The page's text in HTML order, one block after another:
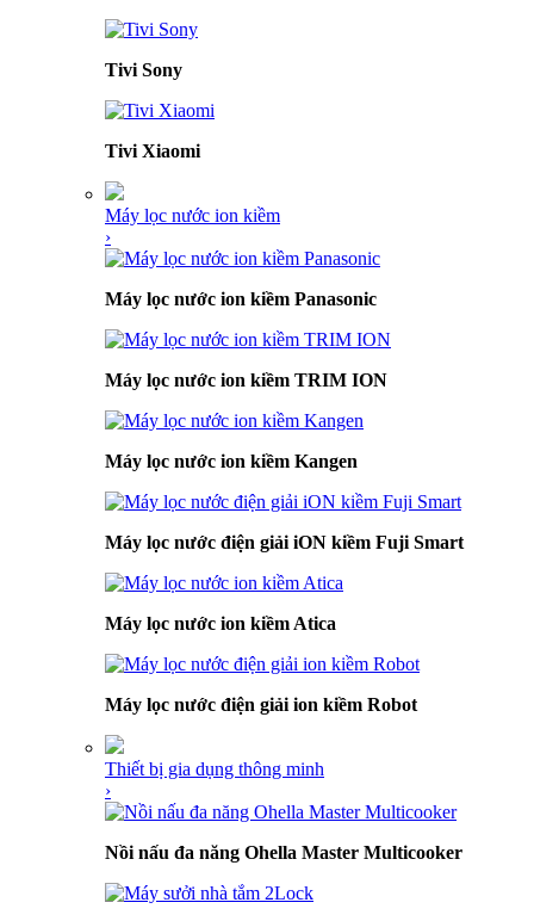
Tivi Sony
Tivi Xiaomi
Máy lọc nước ion kiềm
›
Máy lọc nước ion kiềm Panasonic
Máy lọc nước ion kiềm TRIM ION
Máy lọc nước ion kiềm Kangen
Máy lọc nước điện giải iON kiềm Fuji Smart
Máy lọc nước ion kiềm Atica
Máy lọc nước điện giải ion kiềm Robot
Thiết bị gia dụng thông minh
›
Nồi nấu đa năng Ohella Master Multicooker